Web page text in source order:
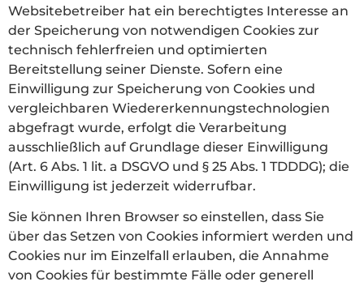
Websitebetreiber hat ein berechtigtes Interesse an
der Speicherung von notwendigen Cookies zur
technisch fehlerfreien und optimierten
Bereitstellung seiner Dienste. Sofern eine
Einwilligung zur Speicherung von Cookies und
vergleichbaren Wiedererkennungstechnologien
abgefragt wurde, erfolgt die Verarbeitung
ausschließlich auf Grundlage dieser Einwilligung
(Art. 6 Abs. 1 lit. a DSGVO und § 25 Abs. 1 TDDDG); die
Einwilligung ist jederzeit widerrufbar.
Sie können Ihren Browser so einstellen, dass Sie
über das Setzen von Cookies informiert werden und
Cookies nur im Einzelfall erlauben, die Annahme
von Cookies für bestimmte Fälle oder generell